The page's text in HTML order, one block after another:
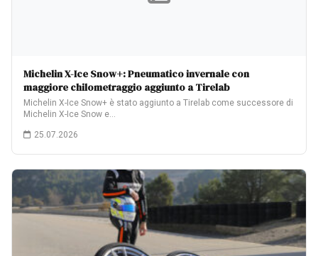
Michelin X-Ice Snow+: Pneumatico invernale con
maggiore chilometraggio aggiunto a Tirelab
Michelin X-Ice Snow+ è stato aggiunto a Tirelab come successore di
Michelin X-Ice Snow e…
25.07.2026